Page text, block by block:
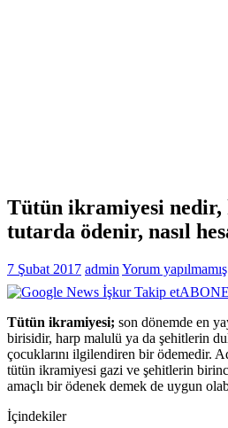
Tütün ikramiyesi nedir,
tutarda ödenir, nasıl
7 Şubat 2017 admin Yorum yapılmamış
Tütün ikramiyesi; son dönemde en
birisidir, harp malulü ya da şehitlerin
çocuklarını ilgilendiren bir ödemedir.
tütün ikramiyesi gazi ve şehitlerin
amaçlı bir ödenek demek de uygun
İçindekiler